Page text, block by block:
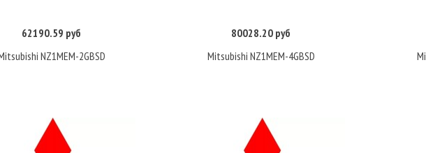
Купить
62190.59 руб
NZ1MEM-2GBSD
Купить
80028.20 руб
Mitsubishi NZ1MEM-4GBSD